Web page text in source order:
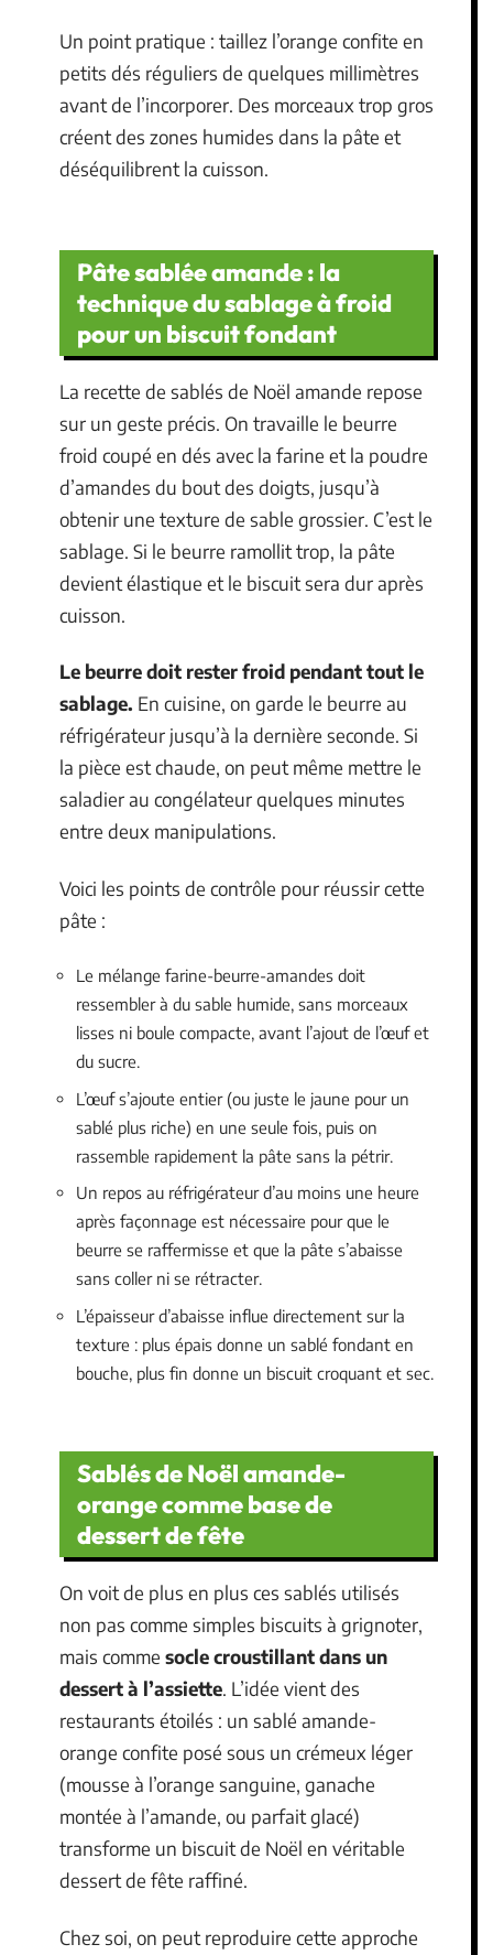
Un point pratique : taillez l’orange confite en
petits dés réguliers de quelques millimètres
avant de l’incorporer. Des morceaux trop gros
créent des zones humides dans la pâte et
déséquilibrent la cuisson.
Pâte sablée amande : la
technique du sablage à froid
pour un biscuit fondant
La recette de sablés de Noël amande repose
sur un geste précis. On travaille le beurre
froid coupé en dés avec la farine et la poudre
d’amandes du bout des doigts, jusqu’à
obtenir une texture de sable grossier. C’est le
sablage. Si le beurre ramollit trop, la pâte
devient élastique et le biscuit sera dur après
cuisson.
Le beurre doit rester froid pendant tout le
sablage. En cuisine, on garde le beurre au
réfrigérateur jusqu’à la dernière seconde. Si
la pièce est chaude, on peut même mettre le
saladier au congélateur quelques minutes
entre deux manipulations.
Voici les points de contrôle pour réussir cette
pâte :
Le mélange farine-beurre-amandes doit
ressembler à du sable humide, sans morceaux
lisses ni boule compacte, avant l’ajout de l’œuf et
du sucre.
L’œuf s’ajoute entier (ou juste le jaune pour un
sablé plus riche) en une seule fois, puis on
rassemble rapidement la pâte sans la pétrir.
Un repos au réfrigérateur d’au moins une heure
après façonnage est nécessaire pour que le
beurre se raffermisse et que la pâte s’abaisse
sans coller ni se rétracter.
L’épaisseur d’abaisse influe directement sur la
texture : plus épais donne un sablé fondant en
bouche, plus fin donne un biscuit croquant et sec.
Sablés de Noël amande-
orange comme base de
dessert de fête
On voit de plus en plus ces sablés utilisés
non pas comme simples biscuits à grignoter,
mais comme socle croustillant dans un
dessert à l’assiette. L’idée vient des
restaurants étoilés : un sablé amande-
orange confite posé sous un crémeux léger
(mousse à l’orange sanguine, ganache
montée à l’amande, ou parfait glacé)
transforme un biscuit de Noël en véritable
dessert de fête raffiné.
Chez soi, on peut reproduire cette approche